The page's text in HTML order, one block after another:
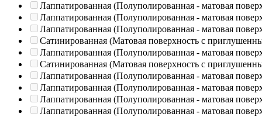
Лаппатированная (Полуполированная - матовая
Лаппатированная (Полуполированная - матовая
Лаппатированная (Полуполированная - матовая
Сатинированная (Матовая поверхность с
Лаппатированная (Полуполированная - матовая
Сатинированная (Матовая поверхность с
Лаппатированная (Полуполированная - матовая
Лаппатированная (Полуполированная - матовая
Лаппатированная (Полуполированная - матовая
Лаппатированная (Полуполированная - матовая